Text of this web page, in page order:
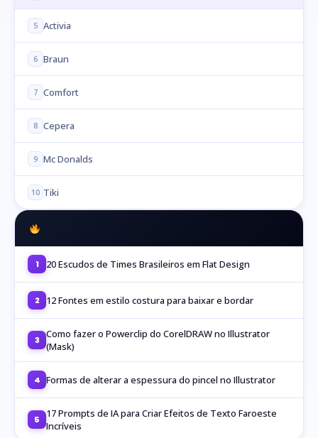
5 Activia
6 Braun
7 Comfort
8 Cepera
9 Mc Donalds
10 Tiki
1 20 Escudos de Times Brasileiros em Flat Design
2 12 Fontes em estilo costura para baixar e bordar
3 Como fazer o Powerclip do CorelDRAW no Illustrator
(Mask)
4 Formas de alterar a espessura do pincel no Illustrator
5
17 Prompts de IA para Criar Efeitos de Texto Faroeste
Incríveis